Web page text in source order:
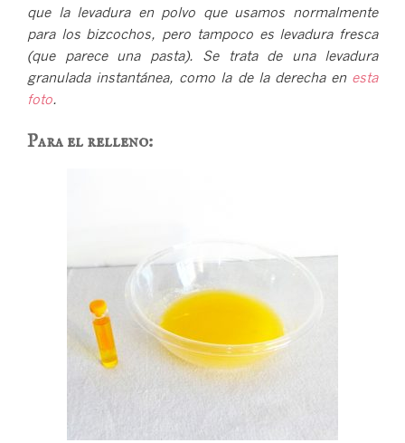
que la levadura en polvo que usamos normalmente
para los bizcochos, pero tampoco es levadura fresca
(que parece una pasta). Se trata de una levadura
granulada instantánea, como la de la derecha en esta
foto.
Para el relleno: